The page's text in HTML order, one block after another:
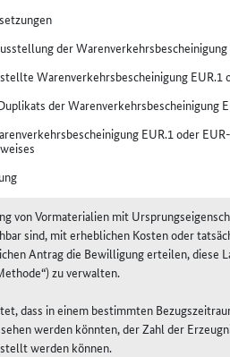
der
Warenverkehrsbescheinigung EUR.1
der Warenverkehrsbescheinigung
EUR.1 oder
von Vormaterialien mit
sind, mit erheblichen Kosten oder
Antrag die Bewilligung erteilen, diese
zu verwalten.
dass in einem bestimmten
werden könnten, der Zahl der
werden können.